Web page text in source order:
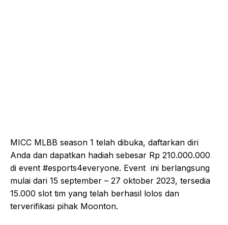
MICC MLBB season 1 telah dibuka, daftarkan diri
Anda dan dapatkan hadiah sebesar Rp 210.000.000
di event #esports4everyone. Event ini berlangsung
mulai dari 15 september – 27 oktober 2023, tersedia
15.000 slot tim yang telah berhasil lolos dan
terverifikasi pihak Moonton.